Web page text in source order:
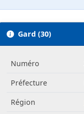
Gard (30)
Numéro
Préfecture
Région